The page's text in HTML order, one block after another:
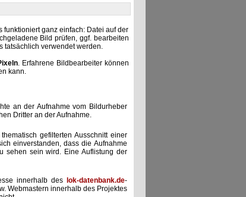
funktioniert ganz einfach: Datei auf der
Bild prüfen, ggf. bearbeiten
tatsächlich verwendet werden.
. Erfahrene Bildbearbeiter können
kann.
an der Aufnahme vom Bildurheber
Dritter an der Aufnahme.
gefilterten Ausschnitt einer
einverstanden, dass die Aufnahme
sehen sein wird. Eine Auflistung der
innerhalb des lok-datenbank.de-
Webmastern innerhalb des Projektes